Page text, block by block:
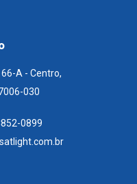
66-A - Centro,
030
0899